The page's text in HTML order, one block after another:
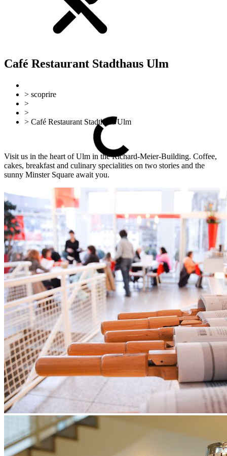
Café Restaurant Stadthaus Ulm
> scoprire
>
>
> Café Restaurant Stadthaus Ulm
Mappa del sito
Visit us in the heart of Ulm in the Richard-Meier-Building. Coffee,
cakes, breakfast and culinary specialities on two stories and the
sunny Minster Square await you.